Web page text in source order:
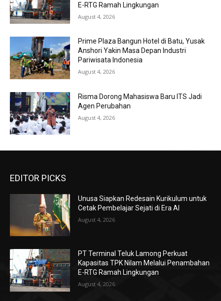
E-RTG Ramah Lingkungan
August 4, 2026
Prime Plaza Bangun Hotel di Batu, Yusak
Anshori Yakin Masa Depan Industri
Pariwisata Indonesia
August 4, 2026
Risma Dorong Mahasiswa Baru ITS Jadi
Agen Perubahan
August 4, 2026
EDITOR PICKS
Unusa Siapkan Redesain Kurikulum untuk
Cetak Pembelajar Sejati di Era AI
August 4, 2026
PT Terminal Teluk Lamong Perkuat
Kapasitas TPK Nilam Melalui Penambahan
E-RTG Ramah Lingkungan
August 4, 2026